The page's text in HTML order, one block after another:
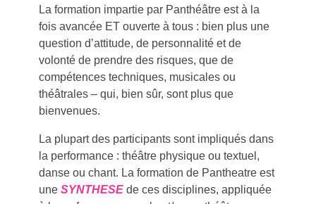
La formation impartie par Panthéâtre est à la
fois avancée ET ouverte à tous : bien plus une
question d’attitude, de personnalité et de
volonté de prendre des risques, que de
compétences techniques, musicales ou
théâtrales – qui, bien sûr, sont plus que
bienvenues.
La plupart des participants sont impliqués dans
la performance : théâtre physique ou textuel,
danse ou chant. La formation de Pantheatre est
une SYNTHESE de ces disciplines, appliquée